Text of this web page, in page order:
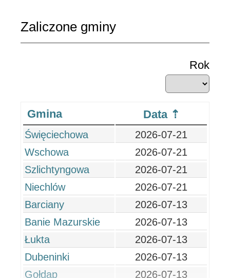
Zaliczone gminy
Rok
Gmina Data
Święciechowa
2026-07-21
Wschowa
2026-07-21
Szlichtyngowa
2026-07-21
Niechlów
2026-07-21
Barciany
2026-07-13
Banie Mazurskie
2026-07-13
Łukta
2026-07-13
Dubeninki
2026-07-13
Gołdap
2026-07-13